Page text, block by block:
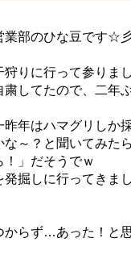
業部のひな豆です☆
りに行って参りま
してたので、二年
昨年はハマグリしか
な～？と聞いてみた
！」だそうでｗ
掘しに行ってきま
からず…あった！と